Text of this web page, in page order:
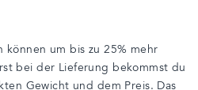
um bis zu 25% mehr
bei der Lieferung bekommst du
Gewicht und dem Preis. Das